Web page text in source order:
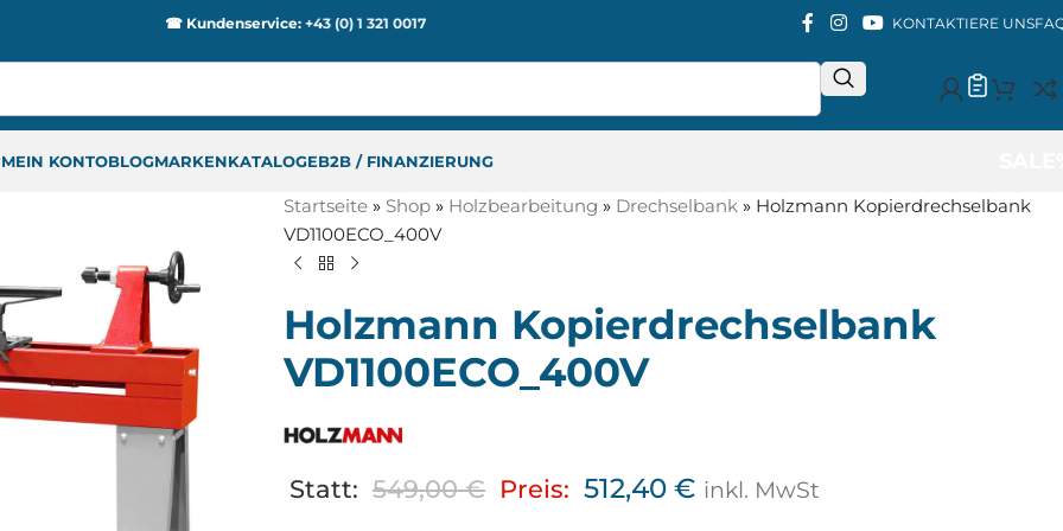
☎ Kundenservice:+43 (0) 1 321 0017 KONTAKTIERE UNS
MEIN KONTOBLOGMARKENKATALOGEB2B / FINANZIERUNG
Startseite » Shop » Holzbearbeitung » Drechselbank » Holzmann Kopierdrechselbank
VD1100ECO_400V
Holzmann Kopierdrechselbank
VD1100ECO_400V
Statt: 549,00€ Preis: 512,40 € inkl. MwSt